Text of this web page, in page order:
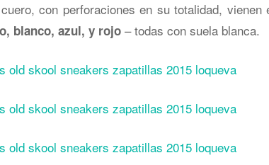
con perforaciones en su totalidad, vienen
blanco, azul, y rojo – todas con suela blanca.